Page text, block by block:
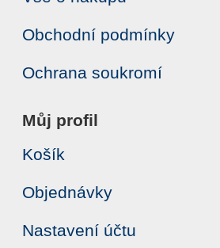
Obchodní podmínky
Ochrana soukromí
Můj profil
Košík
Objednávky
Nastavení účtu